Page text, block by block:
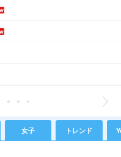
女子 トレンド